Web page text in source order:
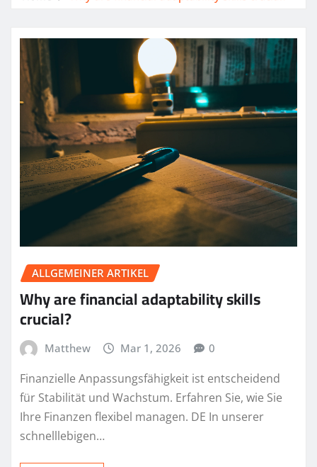
ALLGEMEINER ARTIKEL
Why are financial adaptability skills
crucial?
Matthew Mar 1, 2026 0
Finanzielle Anpassungsfähigkeit ist entscheidend
für Stabilität und Wachstum. Erfahren Sie, wie Sie
Ihre Finanzen flexibel managen. DE In unserer
schnelllebigen…